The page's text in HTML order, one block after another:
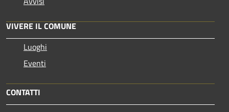
VIVERE IL COMUNE
Luoghi
Eventi
CONTATTI